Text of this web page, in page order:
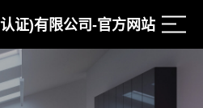
证)有限公司-官方网站